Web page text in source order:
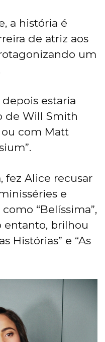
a história é
de atriz aos
um
estaria
de Will Smith
ou com Matt
fez Alice recusar
e
“Belíssima”,
entanto, brilhou
Histórias” e “As